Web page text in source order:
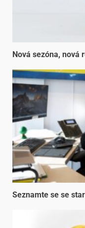
Nová sezóna, nová
Seznamte se se